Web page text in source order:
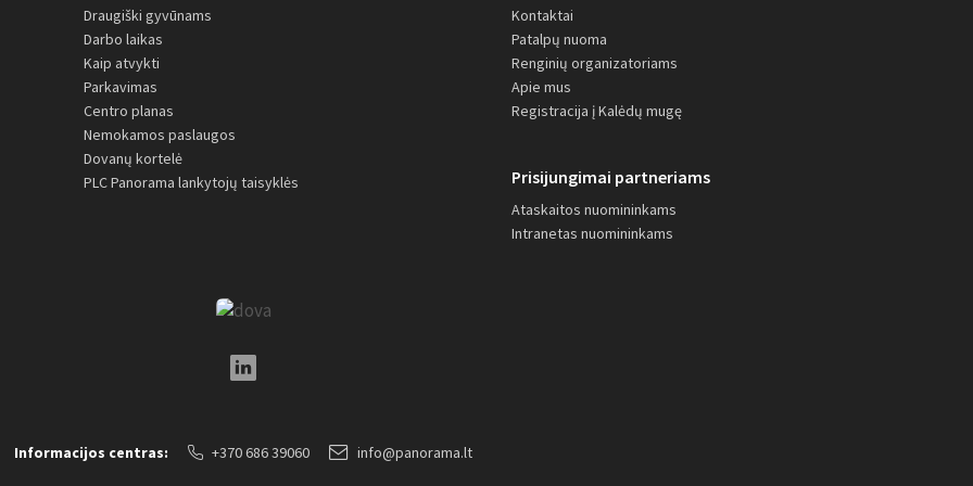
Draugiški gyvūnams
Darbo laikas
Kaip atvykti
Parkavimas
Centro planas
Nemokamos paslaugos
Dovanų kortelė
PLC Panorama lankytojų taisyklės
Kontaktai
Patalpų nuoma
Renginių organizatoriams
Apie mus
Registracija į Kalėdų mugę
Prisijungimai partneriams
Ataskaitos nuomininkams
Intranetas nuomininkams
Informacijos centras: +370 686 39060 info@panorama.lt